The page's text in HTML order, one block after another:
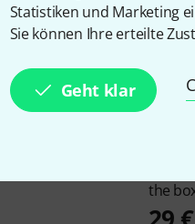
Statistiken und Marketing
Sie können Ihre erteilte
Geht klar
the